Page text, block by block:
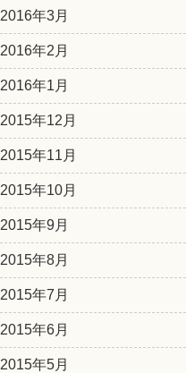
2016年3月
2016年2月
2016年1月
2015年12月
2015年11月
2015年10月
2015年9月
2015年8月
2015年7月
2015年6月
2015年5月